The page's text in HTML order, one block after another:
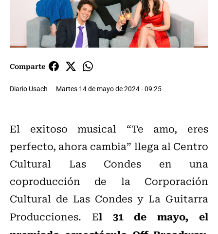
Comparte
Diario Usach Martes 14 de mayo de 2024 - 09:25
El exitoso musical “Te amo, eres
perfecto, ahora cambia” llega al Centro
Cultural Las Condes en una
coproducción de la Corporación
Cultural de Las Condes y La Guitarra
Producciones. El 31 de mayo, el